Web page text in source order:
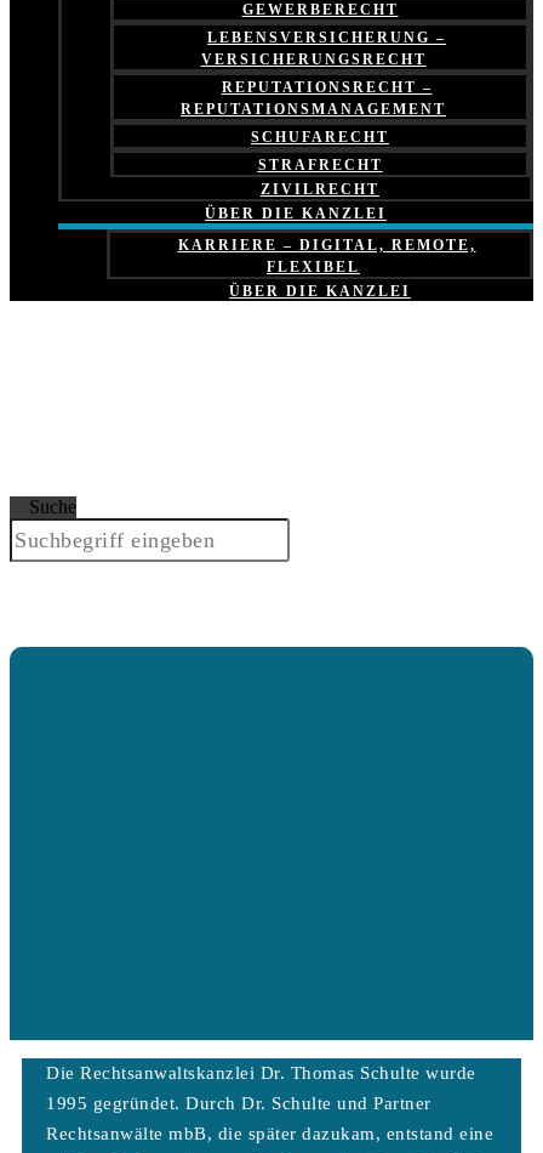
GEWERBERECHT
LEBENSVERSICHERUNG –
VERSICHERUNGSRECHT
REPUTATIONSRECHT –
REPUTATIONSMANAGEMENT
SCHUFARECHT
STRAFRECHT
ZIVILRECHT
ÜBER DIE KANZLEI
KARRIERE – DIGITAL, REMOTE,
FLEXIBEL
ÜBER DIE KANZLEI
Suche
Die Rechtsanwaltskanzlei Dr. Thomas Schulte wurde
1995 gegründet. Durch Dr. Schulte und Partner
Rechtsanwälte mbB, die später dazukam, entstand eine